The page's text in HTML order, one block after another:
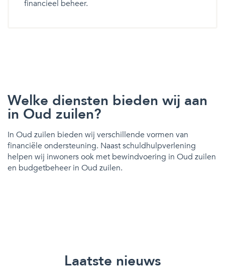
financieel beheer.
Welke diensten bieden wij aan
in Oud zuilen?
In Oud zuilen bieden wij verschillende vormen van
financiële ondersteuning. Naast schuldhulpverlening
helpen wij inwoners ook met bewindvoering in Oud zuilen
en budgetbeheer in Oud zuilen.
Laatste nieuws